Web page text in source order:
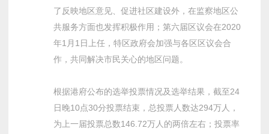
了反映地区意见、促进社区建设外，在监察地区公
共服务方面也发挥积极作用；第六届区议会在2020
年1月1日上任，特区政府会加强与各区区议会合
作，共同解决市民关心的地区问题。
根据港府公布的选举投票情况及选举结果，截至24
日晚10点30分投票结束，总投票人数达294万人，
为上一届投票总数146.72万人的两倍左右；投票率